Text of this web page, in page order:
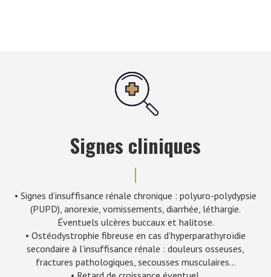
Signes cliniques
• Signes d’insuffisance rénale chronique : polyuro-polydypsie
(PUPD), anorexie, vomissements, diarrhée, léthargie.
Éventuels ulcères buccaux et halitose.
• Ostéodystrophie fibreuse en cas d’hyperparathyroïdie
secondaire à l’insuffisance rénale : douleurs osseuses,
fractures pathologiques, secousses musculaires…